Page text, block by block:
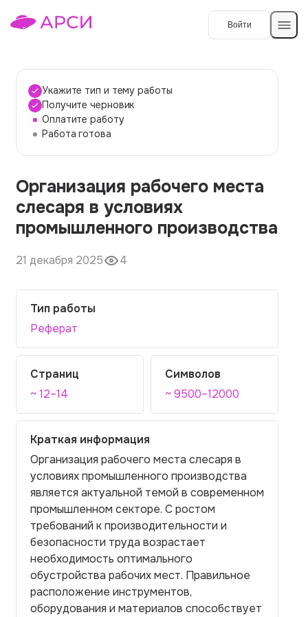
Войти
Темы работ
О сервисе
О компании
Наши гарантии
Вопросы и ответы
Контакты
Укажите тип и тему работы
Получите черновик
Оплатите работу
Работа готова
Организация рабочего места
слесаря в условиях
промышленного производства
21 декабря 2025 4
Тип работы
Реферат
Страниц
~ 12–14
Символов
~ 9500–12000
Краткая информация
Организация рабочего места слесаря в
условиях промышленного производства
является актуальной темой в современном
промышленном секторе. С ростом
требований к производительности и
безопасности труда возрастает
необходимость оптимального
обустройства рабочих мест. Правильное
расположение инструментов,
оборудования и материалов способствует